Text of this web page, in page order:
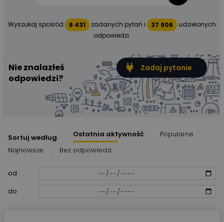
Wyszukaj spośród 6 431 zadanych pytań i 37 906
udzielonych
odpowiedzi.
Nie znalazłeś
odpowiedzi?
Zadaj pytanie
Sortuj według Ostatnia aktywność
Popularne
Najnowsze
Bez odpowiedzi
od
do